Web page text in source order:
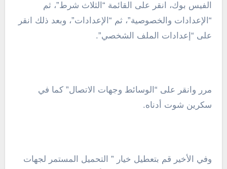
الفيس بوك، انقر على القائمة “الثلاث شرط”، ثم
“الإعدادات والخصوصية”، ثم “الإعدادات”، وبعد ذلك انقر
على “إعدادات الملف الشخصي”.
مرر وانقر على “الوسائط وجهات الاتصال” كما في
سكرين شوت أدناه.
وفي الأخير قم بتعطيل خيار ” التحميل المستمر لجهات